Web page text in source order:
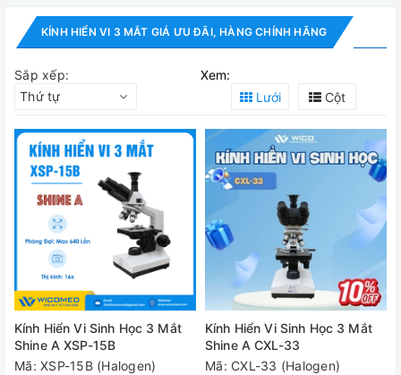
KÍNH HIỂN VI 3 MẮT GIÁ ƯU ĐÃI, HÀNG CHÍNH HÃNG
Sắp xếp:
Thứ tự
Xem:
Lưới
Cột
Kính Hiển Vi Sinh Học 3 Mắt
Shine A XSP-15B
Mã: XSP-15B (Halogen)
Kính Hiển Vi Sinh Học 3 Mắt
Shine A CXL-33
Mã: CXL-33 (Halogen)